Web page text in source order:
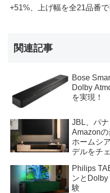
+51%、上げ幅を全21品番
関連記事
Bose
Dolby
を実現！
JBL、パ
Amazonの
ホームシ
デルをチ
Philips
ンと
験